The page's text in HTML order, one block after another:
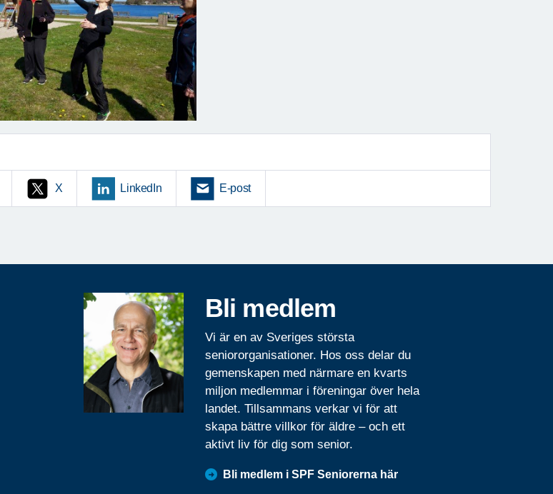
X LinkedIn E-post
Bli medlem
Vi är en av Sveriges största
seniororganisationer. Hos oss delar du
gemenskapen med närmare en kvarts
miljon medlemmar i föreningar över hela
landet. Tillsammans verkar vi för att
skapa bättre villkor för äldre – och ett
aktivt liv för dig som senior.
Bli medlem i SPF Seniorerna här